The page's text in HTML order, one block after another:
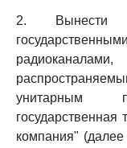
2. Вынести
унитарным
государственная
компания"